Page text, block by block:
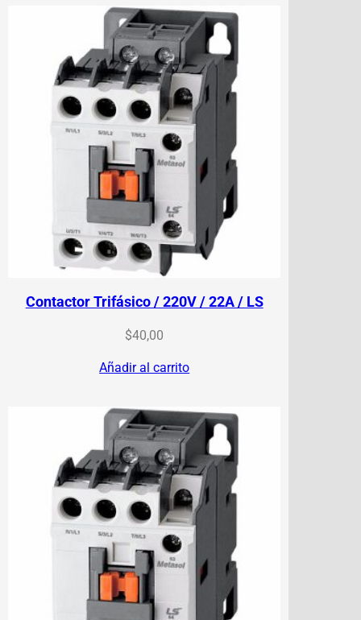
Contactor Trifásico / 220V / 22A / LS
$40,00
Añadir al carrito